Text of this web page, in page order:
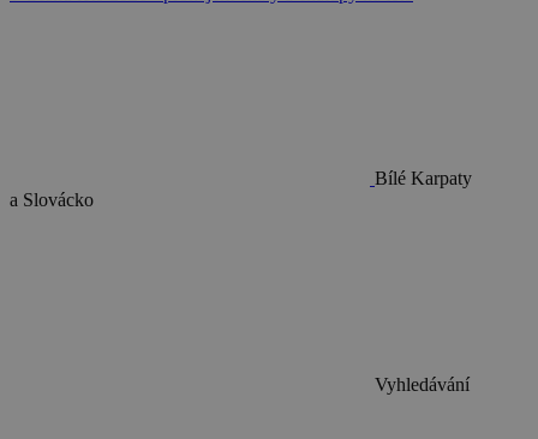
Bílé Karpaty
a Slovácko
Vyhledávání